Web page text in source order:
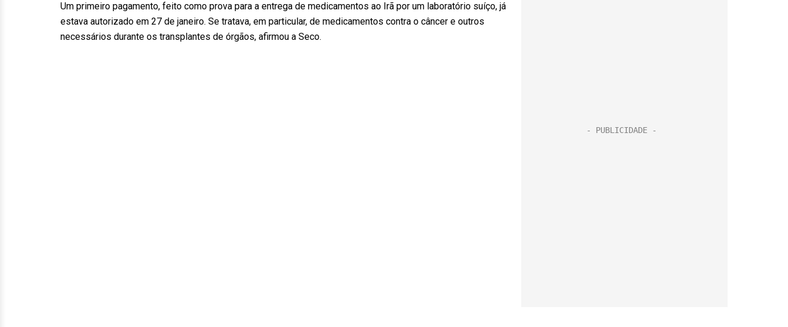
Um primeiro pagamento, feito como prova para a entrega de medicamentos ao Irã por um laboratório suíço, já
estava autorizado em 27 de janeiro. Se tratava, em particular, de medicamentos contra o câncer e outros
necessários durante os transplantes de órgãos, afirmou a Seco.